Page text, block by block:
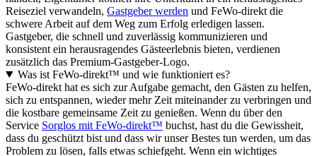
Reiseziel verwandeln, Gastgeber werden und FeWo-direkt die
schwere Arbeit auf dem Weg zum Erfolg erledigen lassen.
Gastgeber, die schnell und zuverlässig kommunizieren und
konsistent ein herausragendes Gästeerlebnis bieten, verdienen
zusätzlich das Premium-Gastgeber-Logo.
Was ist FeWo-direkt™ und wie funktioniert es?
FeWo-direkt hat es sich zur Aufgabe gemacht, den Gästen zu helfen,
sich zu entspannen, wieder mehr Zeit miteinander zu verbringen und
die kostbare gemeinsame Zeit zu genießen. Wenn du über den
Service Sorglos mit FeWo-direkt™ buchst, hast du die Gewissheit,
dass du geschützt bist und dass wir unser Bestes tun werden, um das
Problem zu lösen, falls etwas schiefgeht. Wenn ein wichtiges